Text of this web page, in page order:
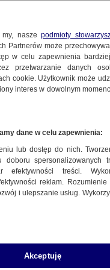
zastępca"
my, naszepodmioty
Partnerów może
w celu zapewnienia
przetwarzanie danych
cookie. Użytkownik może
interes w dowolnym
dane w celu zapewnienia:
lub dostęp do nich.
doboru spersonalizowanych
efektywności treści.
reklam.
i ulepszanie usług.
Akceptuję